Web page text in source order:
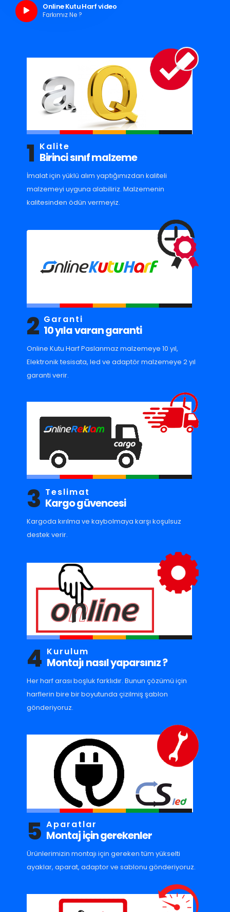
Online Kutu Harf video
Farkımız Ne ?
1 Kalite
Birinci sınıf malzeme
İmalat için yüklü alım yaptığımızdan kaliteli
malzemeyi uyguna alabiliriz. Malzemenin
kalitesinden ödün vermeyiz.
2 Garanti
10 yıla varan garanti
Online Kutu Harf Paslanmaz malzemeye 10 yıl,
Elektronik tesisata, led ve adaptör malzemeye 2 yıl
garanti verir.
3 Teslimat
Kargo güvencesi
Kargoda kırılma ve kaybolmaya karşı koşulsuz
destek verir.
4 Kurulum
Montajı nasıl yaparsınız ?
Her harf arası boşluk farklıdır. Bunun çözümü için
harflerin bire bir boyutunda çizilmiş şablon
gönderiyoruz.
5 Aparatlar
Montaj için gerekenler
Ürünlerimizin montajı için gereken tüm yükselti
ayaklar, aparat, adaptor ve sablonu gönderiyoruz.